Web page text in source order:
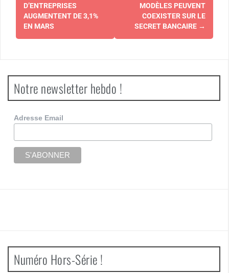
d'article
D’ENTREPRISES
AUGMENTENT DE 3,1%
EN MARS
MODÈLES PEUVENT
COEXISTER SUR LE
SECRET BANCAIRE →
Notre newsletter hebdo !
Adresse Email
Numéro Hors-Série !